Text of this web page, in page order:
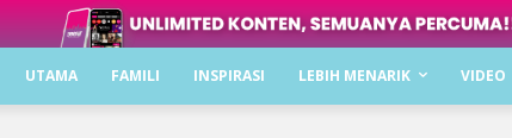
UTAMA FAMILI INSPIRASI LEBIH MENARIK VIDEO